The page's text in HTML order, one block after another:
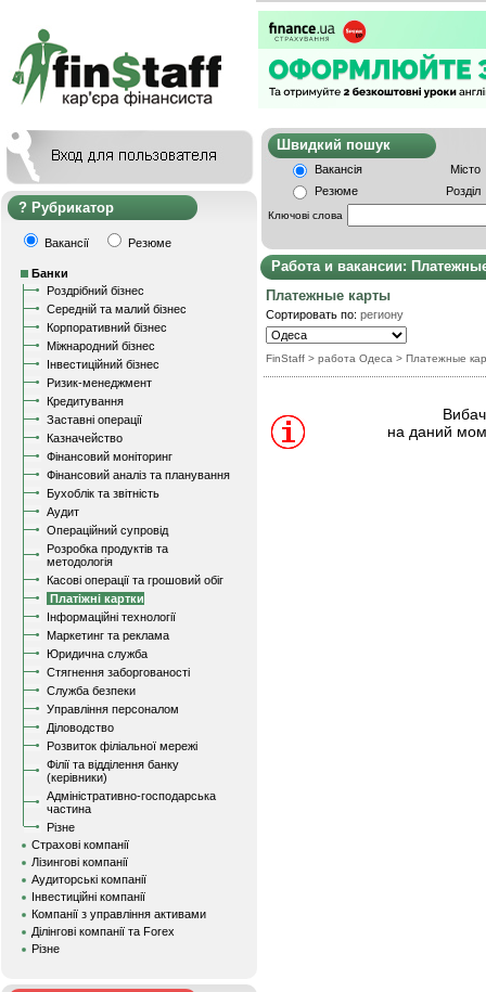
Рубрикатор
Вакансії Резюме
Банки
Роздрібний бізнес
Середній та малий бізнес
Корпоративний бізнес
Міжнародний бізнес
Інвестиційний бізнес
Ризик-менеджмент
Кредитування
Заставні операції
Казначейство
Фінансовий моніторинг
Фінансовий аналіз та планування
Бухоблік та звітність
Аудит
Операційний супровід
Розробка продуктів та
методологія
Касові операції та грошовий обіг
Платіжні картки
Інформаційні технології
Маркетинг та реклама
Юридична служба
Стягнення заборгованості
Служба безпеки
Управління персоналом
Діловодство
Розвиток філіальної мережі
Філії та відділення банку
(керівники)
Адміністративно-господарська
частина
Різне
Страхові компанії
Лізингові компанії
Аудиторські компанії
Інвестиційні компанії
Компанії з управління активами
Ділінгові компанії та Forex
Різне
Швидкий
Вакансія
Місто
Резюме
Розділ
Ключові слова
Работа и вакансии:
Платежные карты
Сортировать по: региону
FinStaff > работа Одеса > Платежные
на даний